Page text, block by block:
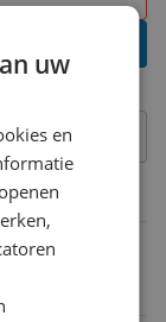
uw
en